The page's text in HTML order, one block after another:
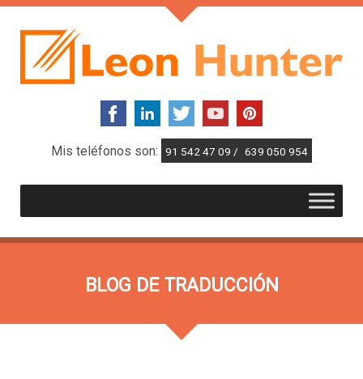
Mis teléfonos son: 91 542 47 09 / 639 050 954
BLOG DE TRADUCCIÓN